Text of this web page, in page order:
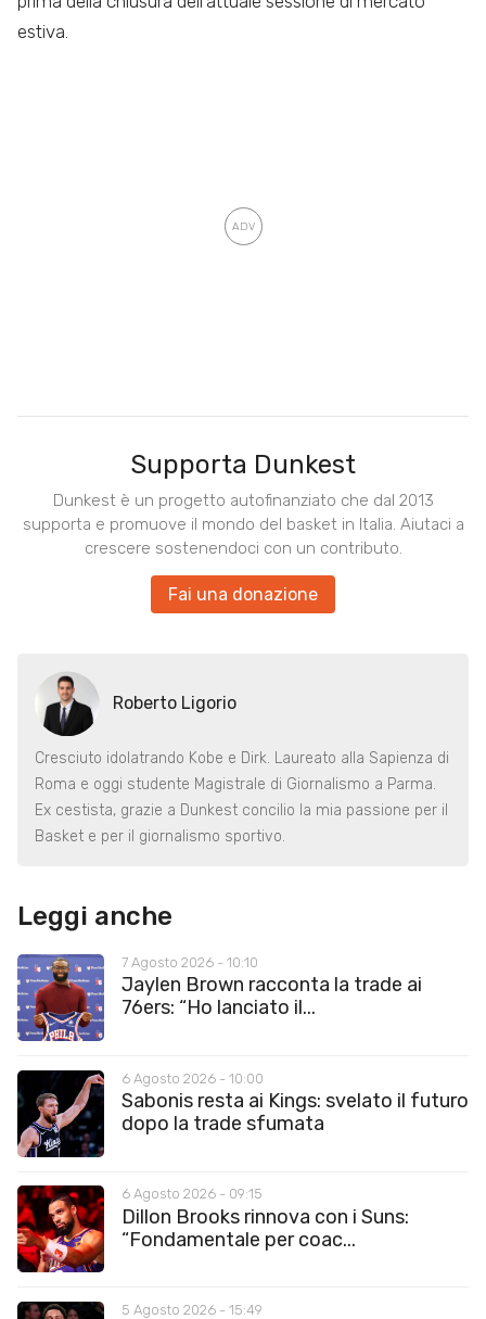
estiva.
Supporta Dunkest
Dunkest è un progetto autofinanziato che dal 2013
supporta e promuove il mondo del basket in Italia. Aiutaci a
crescere sostenendoci con un contributo.
Fai una donazione
Roberto Ligorio
Cresciuto idolatrando Kobe e Dirk. Laureato alla Sapienza di
Roma e oggi studente Magistrale di Giornalismo a Parma.
Ex cestista, grazie a Dunkest concilio la mia passione per il
Basket e per il giornalismo sportivo.
Leggi anche
7 Agosto 2026 - 10:10
Jaylen Brown racconta la trade ai
76ers: “Ho lanciato il...
6 Agosto 2026 - 10:00
Sabonis resta ai Kings: svelato il futuro
dopo la trade sfumata
6 Agosto 2026 - 09:15
Dillon Brooks rinnova con i Suns:
“Fondamentale per coac...
5 Agosto 2026 - 15:49